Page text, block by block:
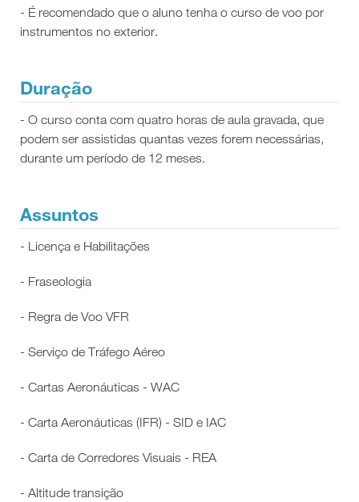
- É recomendado que o aluno tenha o curso de voo por
instrumentos no exterior.
Duração
- O curso conta com quatro horas de aula gravada, que
podem ser assistidas quantas vezes forem necessárias,
durante um período de 12 meses.
Assuntos
- Licença e Habilitações
- Fraseologia
- Regra de Voo VFR
- Serviço de Tráfego Aéreo
- Cartas Aeronáuticas - WAC
- Carta Aeronáuticas (IFR) - SID e IAC
- Carta de Corredores Visuais - REA
- Altitude transição